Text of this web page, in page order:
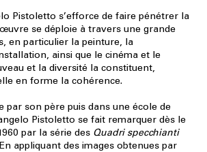
Pistoletto s’efforce de faire pénétrer la
se déploie à travers une grande
en particulier la peinture, la
ainsi que le cinéma et le
et la diversité la constituent,
en forme la cohérence.
par son père puis dans une école de
Pistoletto se fait remarquer dès le
par la série des Quadri specchianti
appliquant des images obtenues par